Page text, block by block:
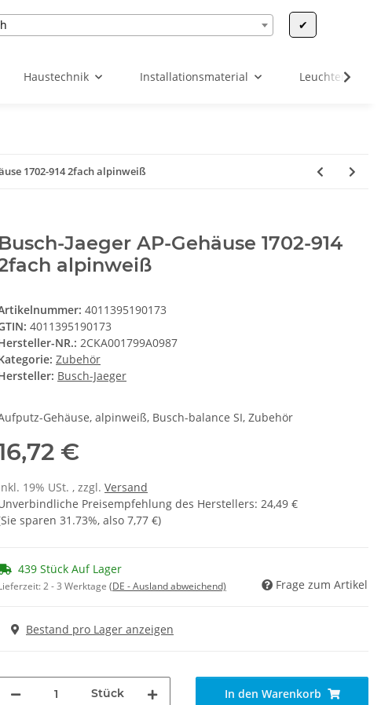
✔
Haustechnik Installationsmaterial Leuchten &
1702-914 2fach alpinweiß
Busch-Jaeger AP-Gehäuse 1702-914
alpinweiß
4011395190173
4011395190173
NR.: 2CKA001799A0987
Zubehör
Busch-Jaeger
Gehäuse, alpinweiß, Busch-balance SI, Zubehör
€
19% USt. , zzgl. Versand
Preisempfehlung des Herstellers: 24,49 €
sparen 31.73%, also 7,77 €)
439 Stück Auf Lager
2 - 3 Werktage (DE - Ausland abweichend) Frage zum Artikel
Bestand pro Lager anzeigen
Stück In den Warenkorb